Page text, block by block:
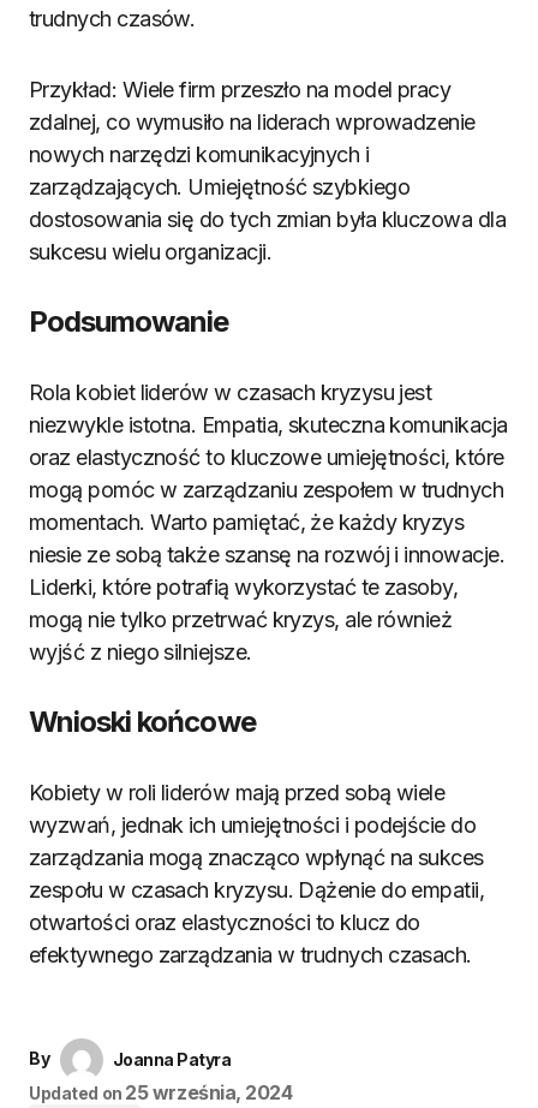
trudnych czasów.
Przykład: Wiele firm przeszło na model pracy
zdalnej, co wymusiło na liderach wprowadzenie
nowych narzędzi komunikacyjnych i
zarządzających. Umiejętność szybkiego
dostosowania się do tych zmian była kluczowa dla
sukcesu wielu organizacji.
Podsumowanie
Rola kobiet liderów w czasach kryzysu jest
niezwykle istotna. Empatia, skuteczna komunikacja
oraz elastyczność to kluczowe umiejętności, które
mogą pomóc w zarządzaniu zespołem w trudnych
momentach. Warto pamiętać, że każdy kryzys
niesie ze sobą także szansę na rozwój i innowacje.
Liderki, które potrafią wykorzystać te zasoby,
mogą nie tylko przetrwać kryzys, ale również
wyjść z niego silniejsze.
Wnioski końcowe
Kobiety w roli liderów mają przed sobą wiele
wyzwań, jednak ich umiejętności i podejście do
zarządzania mogą znacząco wpłynąć na sukces
zespołu w czasach kryzysu. Dążenie do empatii,
otwartości oraz elastyczności to klucz do
efektywnego zarządzania w trudnych czasach.
By
Joanna Patyra
Updated on 25 września, 2024